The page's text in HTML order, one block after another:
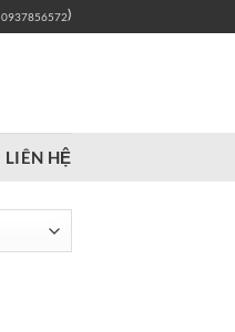
0937856572)
LIÊN HỆ